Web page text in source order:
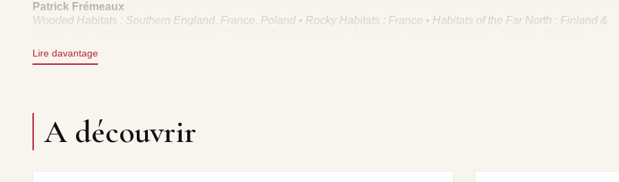
Patrick Frémeaux
Wooded Habitats : Southern England, France, Poland • Rocky Habitats : France • Habitats of the Far North : Finland &
Habitats : France.
par les plus grands audio-naturalistes : Sons et ambiances naturelles des écosystèmes - Sons de la nature -
environnement - Editeur sonore de la bioacoustique - Stéreo and digital recording of the natural landscape
sound. Natural sound sceneries of écosystems, Voices of the Wild Life. Les droits de cet enregistrement sont
Lire davantage
A découvrir